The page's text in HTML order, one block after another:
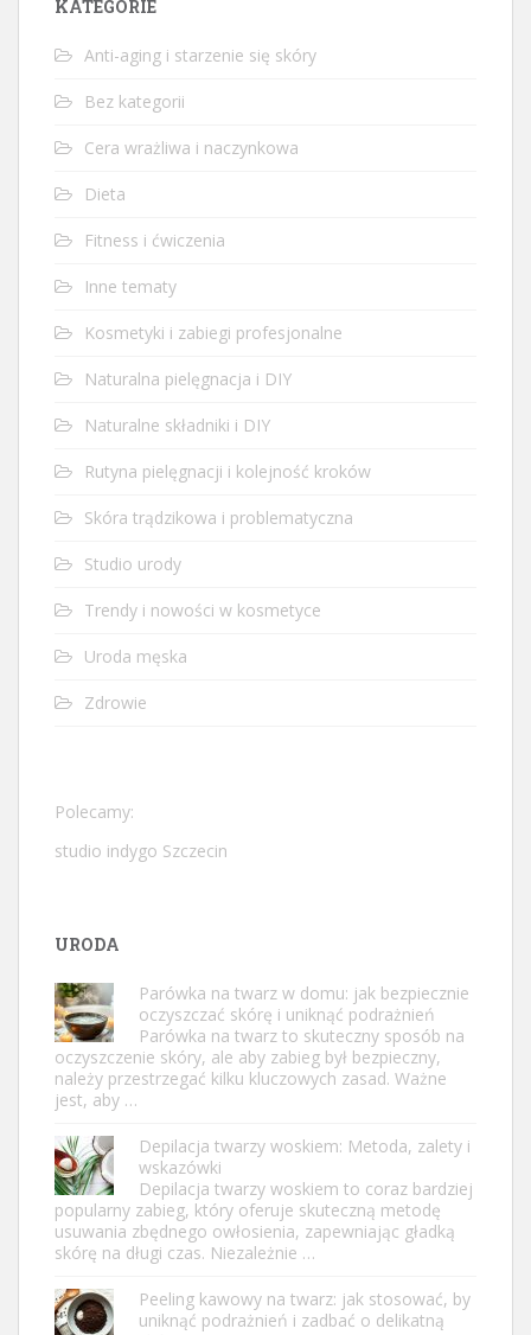
KATEGORIE
Anti-aging i starzenie się skóry
Bez kategorii
Cera wrażliwa i naczynkowa
Dieta
Fitness i ćwiczenia
Inne tematy
Kosmetyki i zabiegi profesjonalne
Naturalna pielęgnacja i DIY
Naturalne składniki i DIY
Rutyna pielęgnacji i kolejność kroków
Skóra trądzikowa i problematyczna
Studio urody
Trendy i nowości w kosmetyce
Uroda męska
Zdrowie
Polecamy:
studio indygo Szczecin
URODA
Parówka na twarz w domu: jak bezpiecznie
oczyszczać skórę i uniknąć podrażnień
Parówka na twarz to skuteczny sposób na
oczyszczenie skóry, ale aby zabieg był bezpieczny,
należy przestrzegać kilku kluczowych zasad. Ważne
jest, aby …
Depilacja twarzy woskiem: Metoda, zalety i
wskazówki
Depilacja twarzy woskiem to coraz bardziej
popularny zabieg, który oferuje skuteczną metodę
usuwania zbędnego owłosienia, zapewniając gładką
skórę na długi czas. Niezależnie …
Peeling kawowy na twarz: jak stosować, by
uniknąć podrażnień i zadbać o delikatną